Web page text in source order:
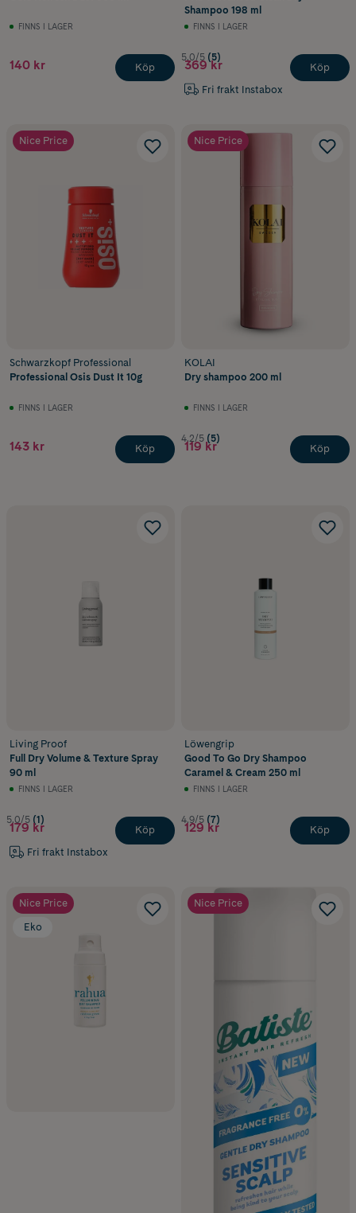
FINNS I LAGER
140 kr Köp
Shampoo 198 ml
FINNS I LAGER
5.0/5 (5)
369 kr
Fri frakt Instabox
Köp
Nice Price
Schwarzkopf Professional
Professional Osis Dust It 10g
FINNS I LAGER
143 kr Köp
Nice Price
KOLAI
Dry shampoo 200 ml
FINNS I LAGER
4.2/5 (5)
119 kr Köp
Living Proof
Full Dry Volume & Texture Spray
90 ml
FINNS I LAGER
5.0/5 (1)
179 kr
Fri frakt Instabox
Köp
Löwengrip
Good To Go Dry Shampoo
Caramel & Cream 250 ml
FINNS I LAGER
4.9/5 (7)
129 kr Köp
Nice Price
Eko
Nice Price